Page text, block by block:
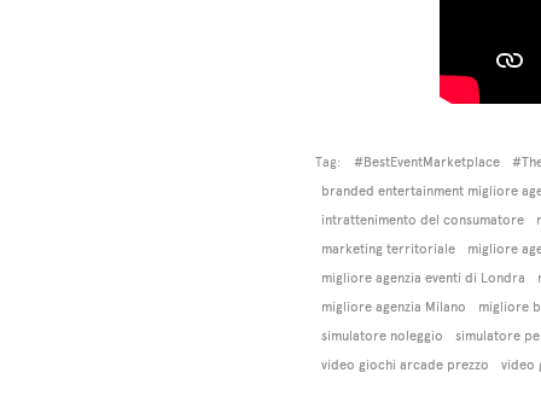
Tag: #BestEventMarketplace
branded entertainment migliore
intrattenimento del consumatore
marketing territoriale
migliore
migliore agenzia eventi di Londra
migliore agenzia Milano
migliore
simulatore noleggio
simulatore
video giochi arcade prezzo
video